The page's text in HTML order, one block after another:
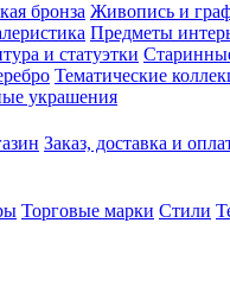
бронза Живопись и
Предметы
и статуэтки
Тематические
украшения
Заказ, доставка и
Торговые марки Стили